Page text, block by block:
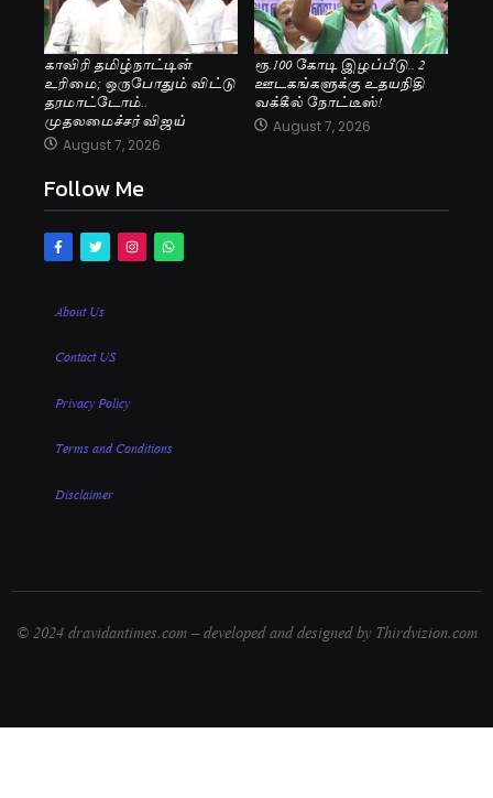
காவிரி தமிழ்நாட்டின்
உரிமை; ஒருபோதும் விட்டு
தரமாட்டோம்..
முதலமைச்சர் விஜய்
August 7, 2026
ரூ.100 கோடி இழப்பீடு.. 2
ஊடகங்களுக்கு உதயநிதி
வக்கீல் நோட்டீஸ்!
August 7, 2026
Follow Me
About Us
Contact US
Privacy Policy
Terms and Conditions
Disclaimer
© 2024 dravidantimes.com – developed and designed by Thirdvizion.com